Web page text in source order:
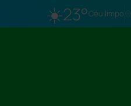
☀️23°Céu limpo